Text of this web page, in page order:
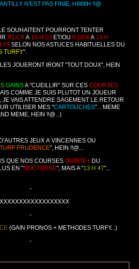
N'EST PAS FINIE, HIIIIIIIH !!@
SOUHAITENT POURRONT TENTER
R1/C8 A 15 H 20 ET/OU R1/C9 A 15 H
25 SELON NOS ASTUCES HABITUELLES DU
TURFY".
JOUERONT IRONT "TOUT DOUX", HEIN
GAINSA "CUEILLIR" SUR CES COURSES
COMME JE SUIS PLUTOT UN JOUEUR
JE VAIS ATTENDRE SAGEMENT LE RETOUR
UTILISER MES "CARTOUCHES"... MEME
MEME, HEIN !!@...)
JEUX A VINCENNES OU
TURF PRUDENCE", HEIN !!@...
QUE NOS COURSES QUINTE+ DU
EN "NOCTURNE", MAIS A "13 H 47"...
-
-
(GAIN PRONOS + METHODES TURFY...)
-